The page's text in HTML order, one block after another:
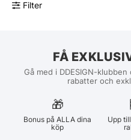
Filter
FÅ
Gå med i DDESIGN-
rabatter och
🎁
Bonus på ALLA dina
köp
Upp